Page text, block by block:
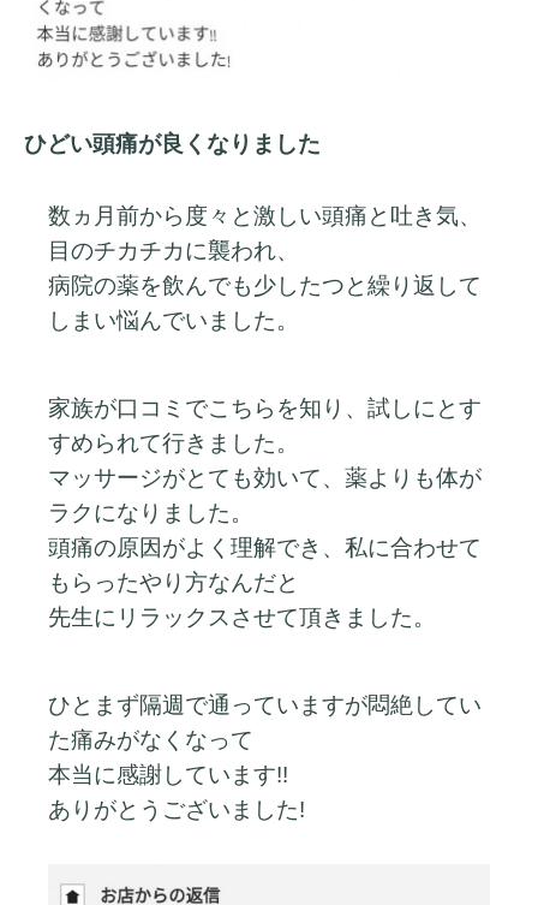
ひどい頭痛が良くなりました
数ヵ月前から度々と激しい頭痛と吐き気、
目のチカチカに襲われ、
病院の薬を飲んでも少したつと繰り返して
しまい悩んでいました。
家族が口コミでこちらを知り、試しにとす
すめられて行きました。
マッサージがとても効いて、薬よりも体が
ラクになりました。
頭痛の原因がよく理解でき、私に合わせて
もらったやり方なんだと
先生にリラックスさせて頂きました。
ひとまず隔週で通っていますが悶絶してい
た痛みがなくなって
本当に感謝しています!!
ありがとうございました!